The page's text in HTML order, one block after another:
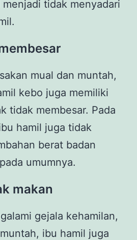
tidak menyadari
mual dan muntah,
kebo juga memiliki
tidak membesar. Pada
hamil juga tidak
berat badan
umumnya.
makan
gejala kehamilan,
ibu hamil juga